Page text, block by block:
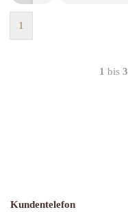
1
1 bis 3
Kundentelefon